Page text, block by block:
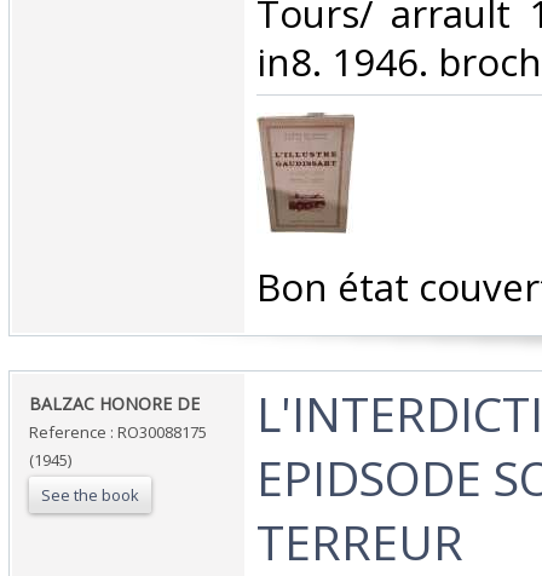
‎Tours/ arrault
in8. 1946.
‎Bon état
‎BALZAC HONORE DE‎
Reference : RO30088175
(1945)
See the book
EPIDSODE
TERREUR‎